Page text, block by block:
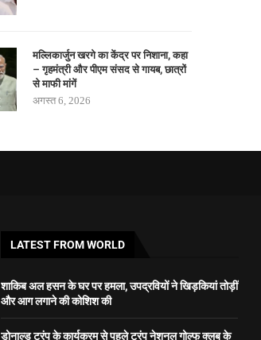
मल्लिकार्जुन खरगे का केंद्र पर निशाना, कहा
– गृहमंत्री और पीएम संसद से गायब, छात्रों
से माफी मांगें
अगस्त 6, 2026
LATEST FROM WORLD
शाकिब अल हसन के घर पर हमला, उपद्रवियों ने खिड़कियां तोड़ीं
और आग लगाने की कोशिश की
डोनाल्ड ट्रंप के कार्यक्रम से पहले ट्रंप नेशनल गोल्फ क्लब के